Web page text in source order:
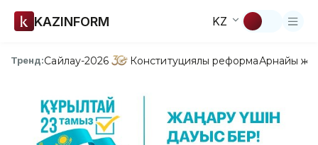
KAZINFORM KZ
Тренд:Сайлау-2026 Конституциялық реформаАрнайы